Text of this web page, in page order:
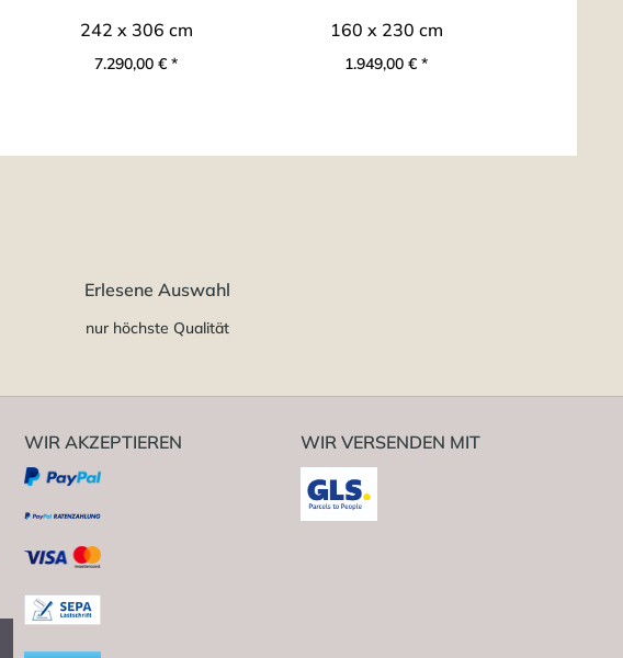
242 x 306 cm
7.290,00 € *
160 x 230 cm
1.949,00 € *
Erlesene Auswahl
nur höchste Qualität
WIR AKZEPTIEREN WIR VERSENDEN MIT